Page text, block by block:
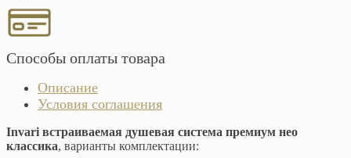
Способы оплаты товара
Описание
Условия соглашения
Invari встраиваемая душевая система премиум нео
классика, варианты комплектации: